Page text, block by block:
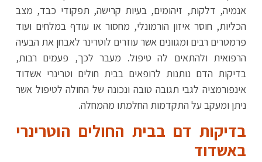
אנמיה, דלקות, זיהומים, בעיות קרישה, תפקודי כבד, מצב
הכליות, חוסר איזון הורמונלי, מחסור או עודף במלחים ועוד
פרמטרים רבים ומגוונים אשר עוזרים לוטרינר לאבחן את הבעיה
הרפואית ולהתאים לה טיפול. מעבר לכך, פעמים רבות,
בדיקות הדם נותנות לרופאים בבית חולים וטרינרי אשדוד
אינפורמציה לגבי תגובה טובה ונכונה של החולה לטיפול אשר
ניתן ומעקב על התקדמות החלמתו מהמחלה.
בדיקות דם בבית החולים הוטרינרי
באשדוד